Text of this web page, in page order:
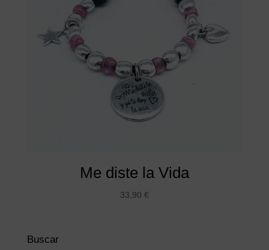
Me diste la Vida
33,90 €
Buscar